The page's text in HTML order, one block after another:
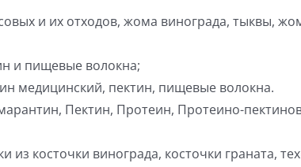
и их отходов, жома винограда, тыквы,
и пищевые волокна;
медицинский, пектин, пищевые волокна.
Пектин, Протеин, Протеино-
из косточки винограда, косточки граната,